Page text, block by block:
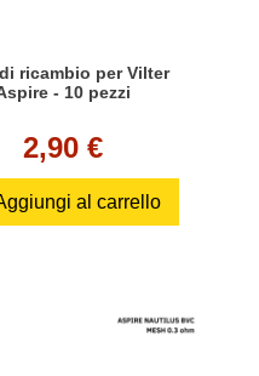
ricambio per Vilter
- 10 pezzi
2,90 €
al carrello